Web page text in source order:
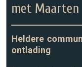
met Maarten
Heldere
ontlading